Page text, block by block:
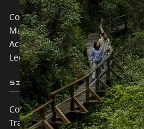
Contáctanos
Mapa del sitio
Acerca de
Legal y Políticas
Sitios de Socios
Comercio e Inversión BC
Trabaja en BC